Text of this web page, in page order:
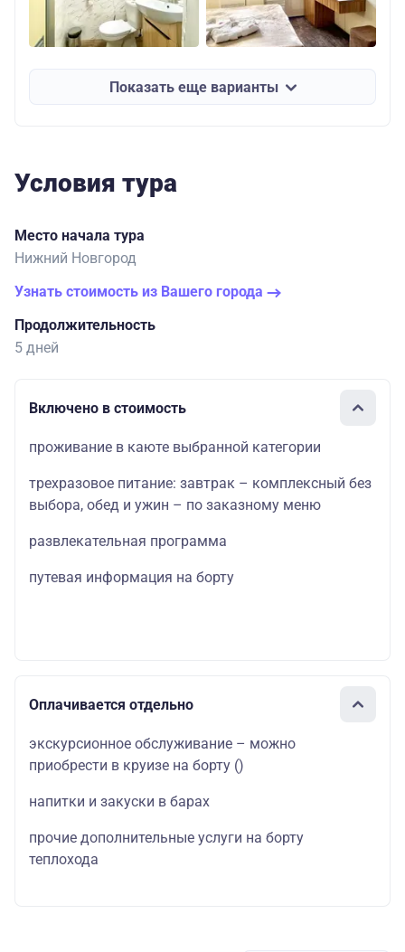
Показать еще варианты
Условия тура
Место начала тура
Нижний Новгород
Узнать стоимость из Вашего города
Продолжительность
5 дней
Включено в стоимость
проживание в каюте выбранной категории
трехразовое питание: завтрак – комплексный без
выбора, обед и ужин – по заказному меню
развлекательная программа
путевая информация на борту
Оплачивается отдельно
экскурсионное обслуживание – можно
приобрести в круизе на борту ()
напитки и закуски в барах
прочие дополнительные услуги на борту
теплохода